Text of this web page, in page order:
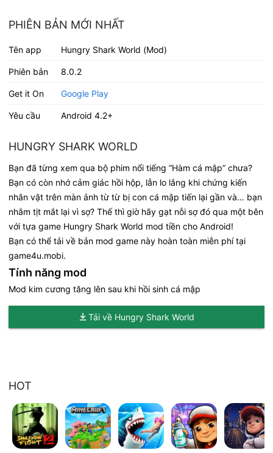
PHIÊN BẢN MỚI NHẤT
Tên app Hungry Shark World (Mod)
Phiên bản 8.0.2
Get it On Google Play
Yêu cầu Android 4.2+
HUNGRY SHARK WORLD
Bạn đã từng xem qua bộ phim nổi tiếng “Hàm cá mập” chưa?
Bạn có còn nhớ cảm giác hồi hộp, lẫn lo lắng khi chứng kiến
nhân vật trên màn ảnh từ từ bị con cá mập tiến lại gần và… bạn
nhắm tịt mắt lại vì sợ? Thế thì giờ hãy gạt nỗi sợ đó qua một bên
với tựa game Hungry Shark World mod tiền cho Android!
Bạn có thể tải về bản mod game này hoàn toàn miễn phí tại
game4u.mobi.
Tính năng mod
Mod kim cương tăng lên sau khi hồi sinh cá mập
Tải về Hungry Shark World
HOT